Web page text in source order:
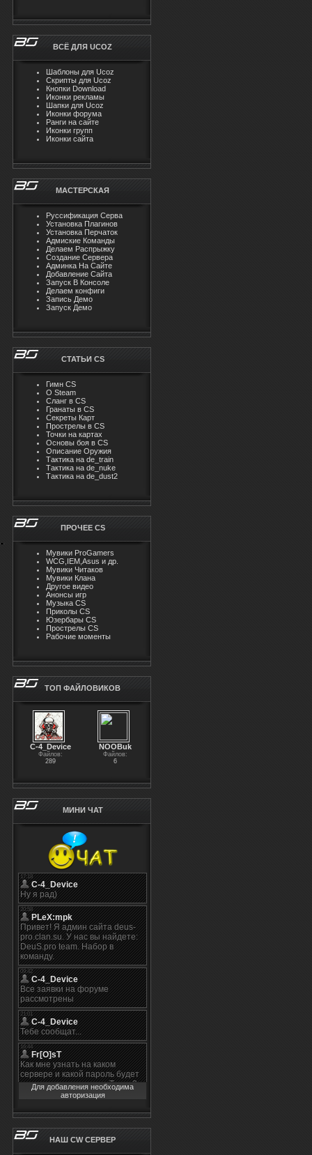
ВСЁ ДЛЯ UCOZ
Шаблоны для Ucoz
Скрипты для Ucoz
Кнопки Download
Иконки рекламы
Шапки для Ucoz
Иконки форума
Ранги на сайте
Иконки групп
Иконки сайта
МАСТЕРСКАЯ
Руссификация Серва
Установка Плагинов
Установка Перчаток
Адмиские Команды
Делаем Распрыжку
Создание Сервера
Админка На Сайте
Добавление Сайта
Запуск В Консоле
Делаем конфиги
Запись Демо
Запуск Демо
СТАТЬИ CS
Гимн CS
О Steam
Cлaнг в CS
Гранаты в CS
Секреты Карт
Прострелы в CS
Точки на картах
Основы боя в CS
Описание Оружия
Тактика на de_train
Тактика на de_nuke
Тактика на de_dust2
ПРОЧЕЕ CS
Мувики ProGamers
WCG,IEM,Asus и др.
Мувики Читаков
Мувики Клана
Другое видео
Анонсы игр
Музыка CS
Приколы CS
Юзербары CS
Прострелы CS
Рабочие моменты
ТОП ФАЙЛОВИКОВ
С-4_Device
Файлов:
289
NOOBuk
Файлов:
6
МИНИ ЧАТ
Для добавления необходима
авторизация
НАШ CW СЕРВЕР